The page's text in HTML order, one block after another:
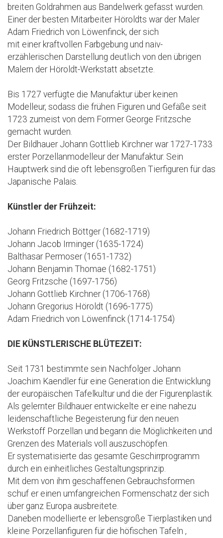
breiten Goldrahmen aus Bandelwerk gefasst wurden.
Einer der besten Mitarbeiter Höroldts war der Maler
Adam Friedrich von Löwenfinck, der sich
mit einer kraftvollen Farbgebung und naiv-
erzählerischen Darstellung deutlich von den übrigen
Malern der Höroldt-Werkstatt absetzte.
Bis 1727 verfügte die Manufaktur über keinen
Modelleur, sodass die frühen Figuren und Gefäße seit
1723 zumeist von dem Former George Fritzsche
gemacht wurden.
Der Bildhauer Johann Gottlieb Kirchner war 1727-1733
erster Porzellanmodelleur der Manufaktur. Sein
Hauptwerk sind die oft lebensgroßen Tierfiguren für das
Japanische Palais.
Künstler der Frühzeit:
Johann Friedrich Böttger (1682-1719)
Johann Jacob Irminger (1635-1724)
Balthasar Permoser (1651-1732)
Johann Benjamin Thomae (1682-1751)
Georg Fritzsche (1697-1756)
Johann Gottlieb Kirchner (1706-1768)
Johann Gregorius Höroldt (1696-1775)
Adam Friedrich von Löwenfinck (1714-1754)
DIE KÜNSTLERISCHE BLÜTEZEIT:
Seit 1731 bestimmte sein Nachfolger Johann
Joachim Kaendler für eine Generation die Entwicklung
der europäischen Tafelkultur und die der Figurenplastik.
Als gelernter Bildhauer entwickelte er eine nahezu
leidenschaftliche Begeisterung für den neuen
Werkstoff Porzellan und begann die Möglichkeiten und
Grenzen des Materials voll auszuschöpfen.
Er systematisierte das gesamte Geschirrprogramm
durch ein einheitliches Gestaltungsprinzip.
Mit dem von ihm geschaffenen Gebrauchsformen
schuf er einen umfangreichen Formenschatz der sich
über ganz Europa ausbreitete.
Daneben modellierte er lebensgroße Tierplastiken und
kleine Porzellanfiguren für die höfischen Tafeln ,